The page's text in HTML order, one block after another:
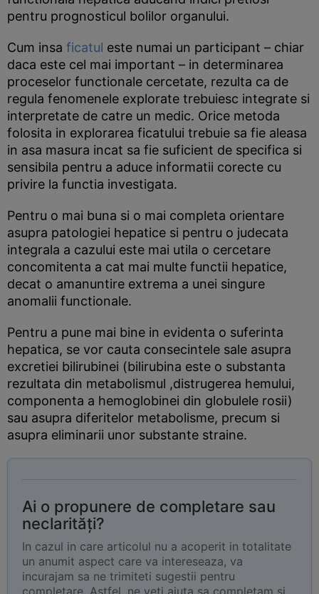
pentru prognosticul bolilor organului.
Cum insa ficatul este numai un participant – chiar
daca este cel mai important – in determinarea
proceselor functionale cercetate, rezulta ca de
regula fenomenele explorate trebuiesc integrate si
interpretate de catre un medic. Orice metoda
folosita in explorarea ficatului trebuie sa fie aleasa
in asa masura incat sa fie suficient de specifica si
sensibila pentru a aduce informatii corecte cu
privire la functia investigata.
Pentru o mai buna si o mai completa orientare
asupra patologiei hepatice si pentru o judecata
integrala a cazului este mai utila o cercetare
concomitenta a cat mai multe functii hepatice,
decat o amanuntire extrema a unei singure
anomalii functionale.
Pentru a pune mai bine in evidenta o suferinta
hepatica, se vor cauta consecintele sale asupra
excretiei bilirubinei (bilirubina este o substanta
rezultata din metabolismul ,distrugerea hemului,
componenta a hemoglobinei din globulele rosii)
sau asupra diferitelor metabolisme, precum si
asupra eliminarii unor substante straine.
Ai o propunere de completare sau
neclarități?
In cazul in care articolul nu a acoperit in totalitate
un anumit aspect care va intereseaza, va
incurajam sa ne trimiteti sugestii pentru
completare. Astfel, ne veti ajuta sa completam si